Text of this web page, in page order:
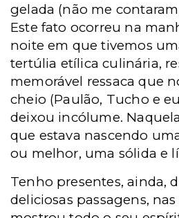
gelada (não me
Este fato ocorreu na
noite em que tivemos
tertúlia etílica culinária,
memorável ressaca que
cheio (Paulão, Tucho e
deixou incólume.
que estava nascendo
ou melhor, uma sólida e
Tenho presentes, ainda,
deliciosas passagens, nas